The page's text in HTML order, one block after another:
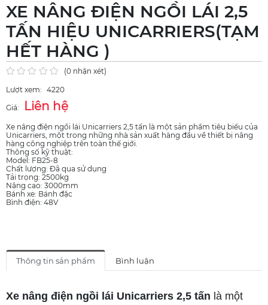
XE NÂNG ĐIỆN NGỒI LÁI 2,5
TẤN HIỆU UNICARRIERS(TẠM
HẾT HÀNG )
(0 nhận xét)
Lượt xem: 4220
Giá:
Liên hệ
Xe nâng điện ngồi lái Unicarriers 2,5 tấn là một sản phẩm tiêu biểu của
Unicarriers, một trong những nhà sản xuất hàng đầu về thiết bị nâng
hàng công nghiệp trên toàn thế giới.
Thông số kỹ thuật:
Model: FB25-8
Chất lượng: Đã qua sử dụng
Tải trọng: 2500kg
Nâng cao: 3000mm
Bánh xe: Bánh đặc
Bình điện: 48V
Thông tin sản phẩm Bình luận
Xe nâng điện ngồi lái Unicarriers 2,5 tấn là một